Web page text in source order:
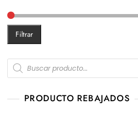
Filtrar
Products
search
PRODUCTO REBAJADOS